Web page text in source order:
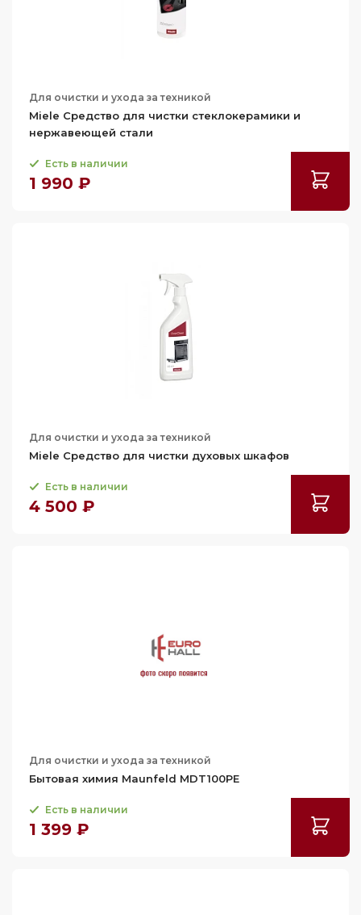
Для очистки и ухода за техникой
Miele Средство для чистки стеклокерамики и
нержавеющей стали
Есть в наличии
1 990 ₽
Для очистки и ухода за техникой
Miele Средство для чистки духовых шкафов
Есть в наличии
4 500 ₽
Для очистки и ухода за техникой
Бытовая химия Maunfeld MDT100PE
Есть в наличии
1 399 ₽